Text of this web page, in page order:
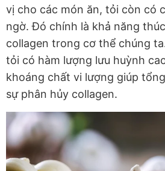
vị cho các món ăn, tỏi còn có
ngờ. Đó chính là khả năng
collagen trong cơ thể chúng
tỏi có hàm lượng lưu huỳnh
khoáng chất vi lượng giúp
sự phân hủy collagen.